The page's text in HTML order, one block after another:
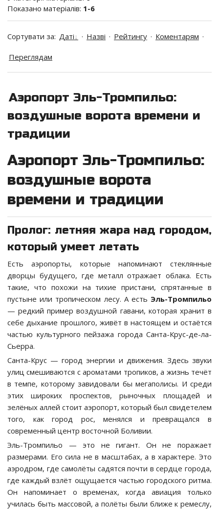
Показано матеріалів: 1-6
Сортувати за: Даті · Назві · Рейтингу · Коментарям ·
Переглядам
Аэропорт Эль-Тромпильо:
воздушные ворота времени и
традиции
Аэропорт Эль-Тромпильо:
воздушные ворота
времени и традиции
Пролог: летняя жара над городом,
который умеет летать
Есть аэропорты, которые напоминают стеклянные
дворцы будущего, где металл отражает облака. Есть
такие, что похожи на тихие пристани, спрятанные в
пустыне или тропическом лесу. А есть Эль-Тромпильо
— редкий пример воздушной гавани, которая хранит в
себе дыхание прошлого, живёт в настоящем и остаётся
частью культурного пейзажа города Санта-Крус-де-ла-
Сьерра.
Санта-Крус — город энергии и движения. Здесь звуки
улиц смешиваются с ароматами тропиков, а жизнь течёт
в темпе, которому завидовали бы мегаполисы. И среди
этих широких проспектов, рыночных площадей и
зелёных аллей стоит аэропорт, который был свидетелем
того, как город рос, менялся и превращался в
современный центр восточной Боливии.
Эль-Тромпильо — это не гигант. Он не поражает
размерами. Его сила не в масштабах, а в характере. Это
аэродром, где самолёты садятся почти в сердце города,
где каждый взлёт ощущается частью городского ритма.
Он напоминает о временах, когда авиация только
училась быть массовой, а полёты были ближе к ремеслу,